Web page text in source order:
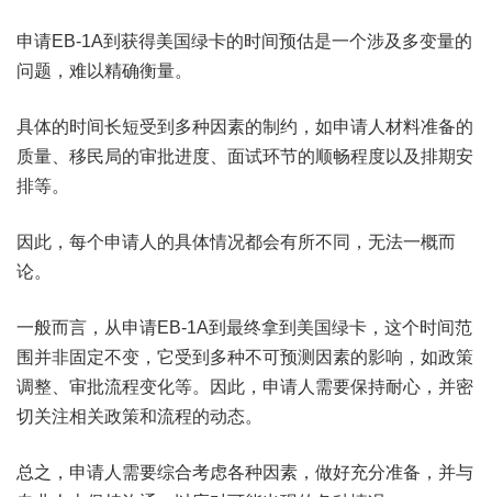
申请EB-1A到获得美国绿卡的时间预估是一个涉及多变量的
问题，难以精确衡量。
具体的时间长短受到多种因素的制约，如申请人材料准备的
质量、移民局的审批进度、面试环节的顺畅程度以及排期安
排等。
因此，每个申请人的具体情况都会有所不同，无法一概而
论。
一般而言，从申请EB-1A到最终拿到美国绿卡，这个时间范
围并非固定不变，它受到多种不可预测因素的影响，如政策
调整、审批流程变化等。因此，申请人需要保持耐心，并密
切关注相关政策和流程的动态。
总之，申请人需要综合考虑各种因素，做好充分准备，并与